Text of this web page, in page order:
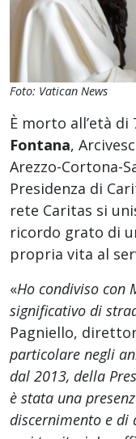
Foto: Vatican News
È morto all’età di
Fontana,
Arezzo-Cortona-
Presidenza di
rete Caritas si
ricordo grato di
propria vita al
«Ho condiviso con
significativo di
Pagniello,
particolare negli
dal 2013, della
è stata una
discernimento e di